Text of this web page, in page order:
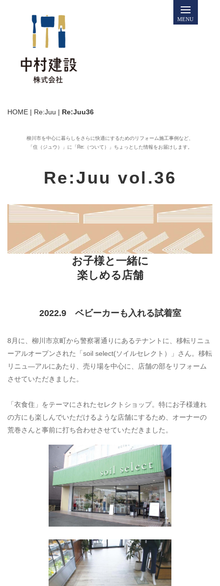
HOME | Re:Juu | Re:Juu36
柳川市を中心に暮らしをさらに快適にするためのリフォーム施工事例など、
「住（ジュウ）」に「Re:（ついて）」 ちょっとした情報をお届けします。
Re:Juu vol.36
お子様と一緒に
楽しめる店舗
2022.9 ベビーカーも入れる試着室
8月に、柳川市京町から警察署通りにあるテナントに、移転リニュ
ーアルオープンされた「soil select(ソイルセレクト）」さん。移転
リニュ—アルにあたり、売り場を中心に、店舗の部をリフォーム
させていただきました。
「衣食住」をテーマにされたセレクトショップ。特にお子様連れ
の方にも楽しんでいただけるような店舗にするため、オーナーの
荒巻さんと事前に打ち合わせさせていただきました。